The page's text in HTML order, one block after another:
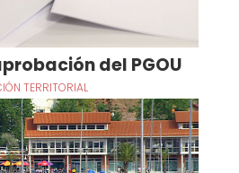
del PGOU
TERRITORIAL